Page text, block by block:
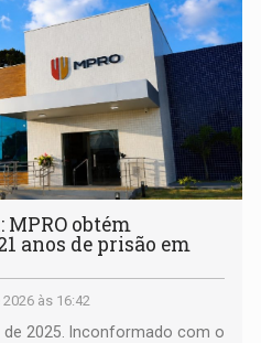
MPRO obtém
anos de prisão em
às 16:42
2025. Inconformado com o